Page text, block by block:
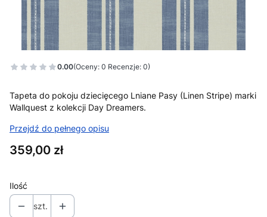
0.00(Oceny: 0 Recenzje: 0)
Tapeta do pokoju dziecięcego Lniane Pasy (Linen Stripe) marki
Wallquest z kolekcji Day Dreamers.
Przejdź do pełnego opisu
Cena
359,00 zł
Ilość
szt.